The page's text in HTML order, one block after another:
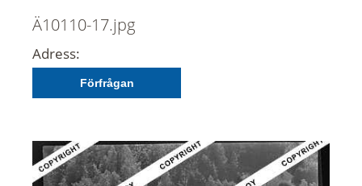
Ä10110-17.jpg
Adress:
Förfrågan